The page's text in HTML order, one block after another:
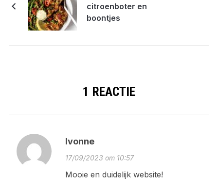
citroenboter en
boontjes
1 REACTIE
Ivonne
17/09/2023 om 10:57
Mooie en duidelijk website!